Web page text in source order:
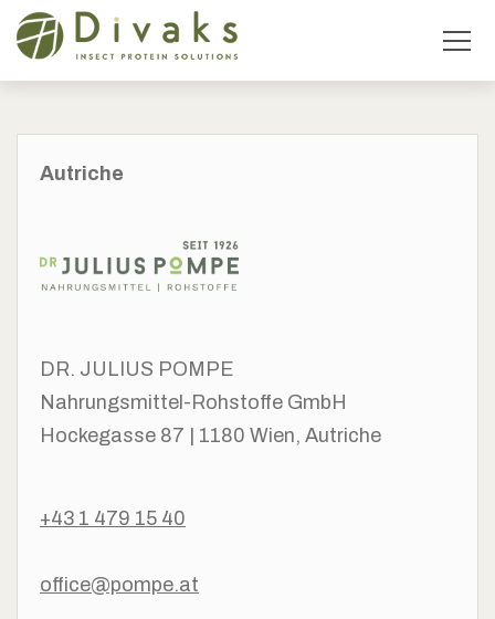
Autriche
DR. JULIUS POMPE
Nahrungsmittel-Rohstoffe GmbH
Hockegasse 87 | 1180 Wien, Autriche
+43 1 479 15 40
office@pompe.at